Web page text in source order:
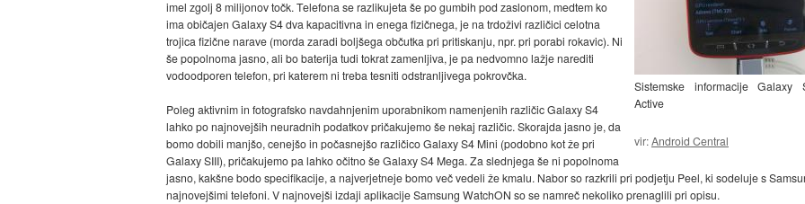
Sistemske informacije Galaxy
Active
vir:Android Central
imel zgolj 8 milijonov točk. Telefona se razlikujeta še po gumbih pod zaslonom, medtem ko
ima običajen Galaxy S4 dva kapacitivna in enega fizičnega, je na trdoživi različici celotna
trojica fizične narave (morda zaradi boljšega občutka pri pritiskanju, npr. pri porabi rokavic). Ni
še popolnoma jasno, ali bo baterija tudi tokrat zamenljiva, je pa nedvomno lažje narediti
vodoodporen telefon, pri katerem ni treba tesniti odstranljivega pokrovčka.
Poleg aktivnim in fotografsko navdahnjenim uporabnikom namenjenih različic Galaxy S4
lahko po najnovejših neuradnih podatkov pričakujemo še nekaj različic. Skorajda jasno je, da
bomo dobili manjšo, cenejšo in počasnejšo različico Galaxy S4 Mini (podobno kot že pri
Galaxy SIII), pričakujemo pa lahko očitno še Galaxy S4 Mega. Za slednjega še ni popolnoma
jasno, kakšne bodo specifikacije, a najverjetneje bomo več vedeli že kmalu. Nabor so razkrili pri podjetju Peel, ki sodeluje s
najnovejšimi telefoni. V najnovejši izdaji aplikacije Samsung WatchON so se namreč nekoliko prenaglili pri opisu.